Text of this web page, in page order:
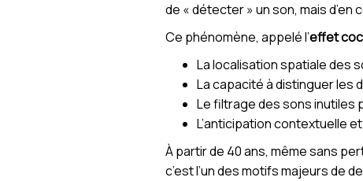
de « détecter » un son, mais
Ce phénomène, appelé l’effet
La localisation spatiale des
La capacité à distinguer les
Le filtrage des sons inutiles
L’anticipation contextuelle
À partir de 40 ans, même sans
c’est l’un des motifs majeurs de